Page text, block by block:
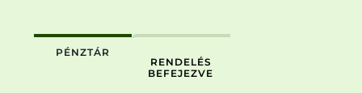
PÉNZTÁR
RENDELÉS
BEFEJEZVE